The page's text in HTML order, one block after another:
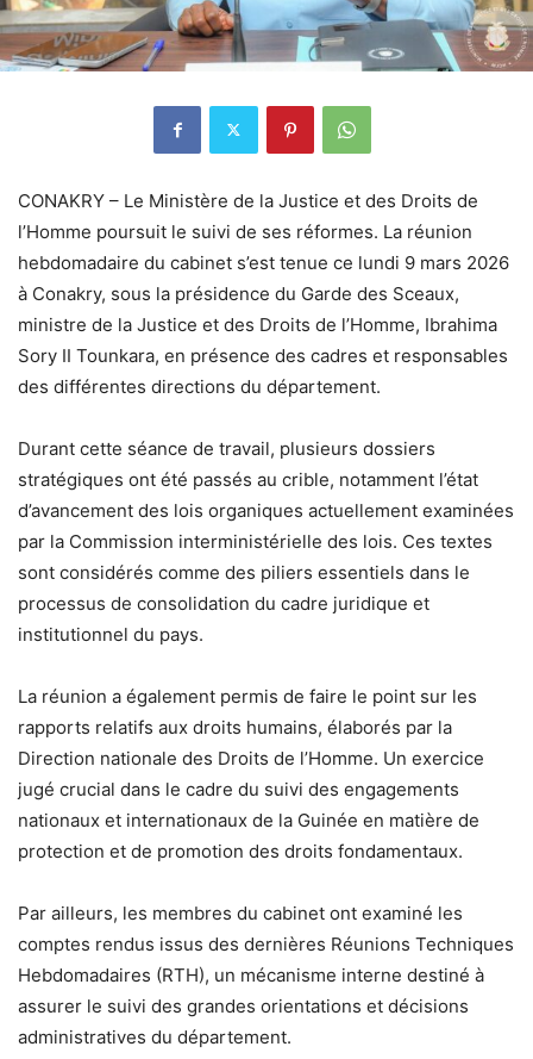
CONAKRY – Le Ministère de la Justice et des Droits de
l’Homme poursuit le suivi de ses réformes. La réunion
hebdomadaire du cabinet s’est tenue ce lundi 9 mars 2026
à Conakry, sous la présidence du Garde des Sceaux,
ministre de la Justice et des Droits de l’Homme, Ibrahima
Sory II Tounkara, en présence des cadres et responsables
des différentes directions du département.
Durant cette séance de travail, plusieurs dossiers
stratégiques ont été passés au crible, notamment l’état
d’avancement des lois organiques actuellement examinées
par la Commission interministérielle des lois. Ces textes
sont considérés comme des piliers essentiels dans le
processus de consolidation du cadre juridique et
institutionnel du pays.
La réunion a également permis de faire le point sur les
rapports relatifs aux droits humains, élaborés par la
Direction nationale des Droits de l’Homme. Un exercice
jugé crucial dans le cadre du suivi des engagements
nationaux et internationaux de la Guinée en matière de
protection et de promotion des droits fondamentaux.
Par ailleurs, les membres du cabinet ont examiné les
comptes rendus issus des dernières Réunions Techniques
Hebdomadaires (RTH), un mécanisme interne destiné à
assurer le suivi des grandes orientations et décisions
administratives du département.